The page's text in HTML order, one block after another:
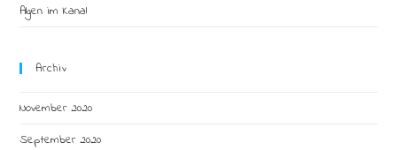
Algen im Kanal
Archiv
November 2020
September 2020